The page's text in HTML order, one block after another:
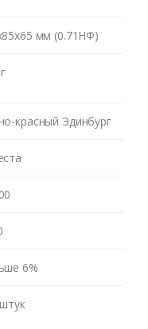
мм (0.71НФ)
красный Эдинбург
6%
и мы
Вам